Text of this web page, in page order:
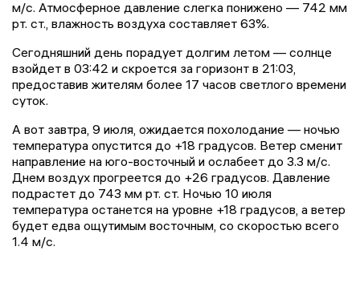
м/с. Атмосферное давление слегка понижено — 742 мм
рт. ст., влажность воздуха составляет 63%.
Сегодняшний день порадует долгим летом — солнце
взойдет в 03:42 и скроется за горизонт в 21:03,
предоставив жителям более 17 часов светлого времени
суток.
А вот завтра, 9 июля, ожидается похолодание — ночью
температура опустится до +18 градусов. Ветер сменит
направление на юго-восточный и ослабеет до 3.3 м/с.
Днем воздух прогреется до +26 градусов. Давление
подрастет до 743 мм рт. ст. Ночью 10 июля
температура останется на уровне +18 градусов, а ветер
будет едва ощутимым восточным, со скоростью всего
1.4 м/с.